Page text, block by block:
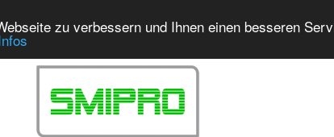
zu verbessern und Ihnen einen besseren